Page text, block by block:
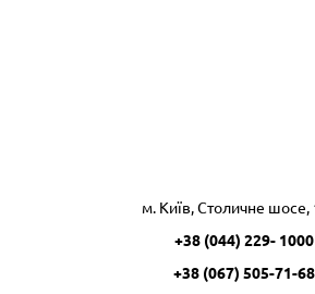
м. Київ, Столичне шосе,
+38 (044) 229- 1000
+38 (067) 505-71-68